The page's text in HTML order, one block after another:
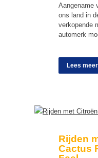
Aangename
ons land in
verkopende
automerk
Lees meer
Rijden
Cactus